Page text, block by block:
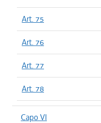
Art. 75
Art. 76
Art. 77
Art. 78
Capo VI